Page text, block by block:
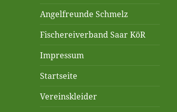
Angelfreunde Schmelz
Fischereiverband Saar KöR
Impressum
Startseite
Vereinskleider